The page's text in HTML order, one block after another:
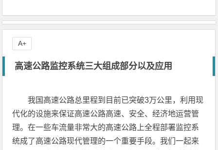
高速公路监控系统三大组成部分以及应用
我国高速公路总里程到目前已突破3万公里，利用现
代化的设施来保证高速公路高速、安全、经济地运营管
理。在一些车流量非常大的高速公路上全程部署监控系
统成了高速公路现代管理的一个重要手段。我们一起来
A+